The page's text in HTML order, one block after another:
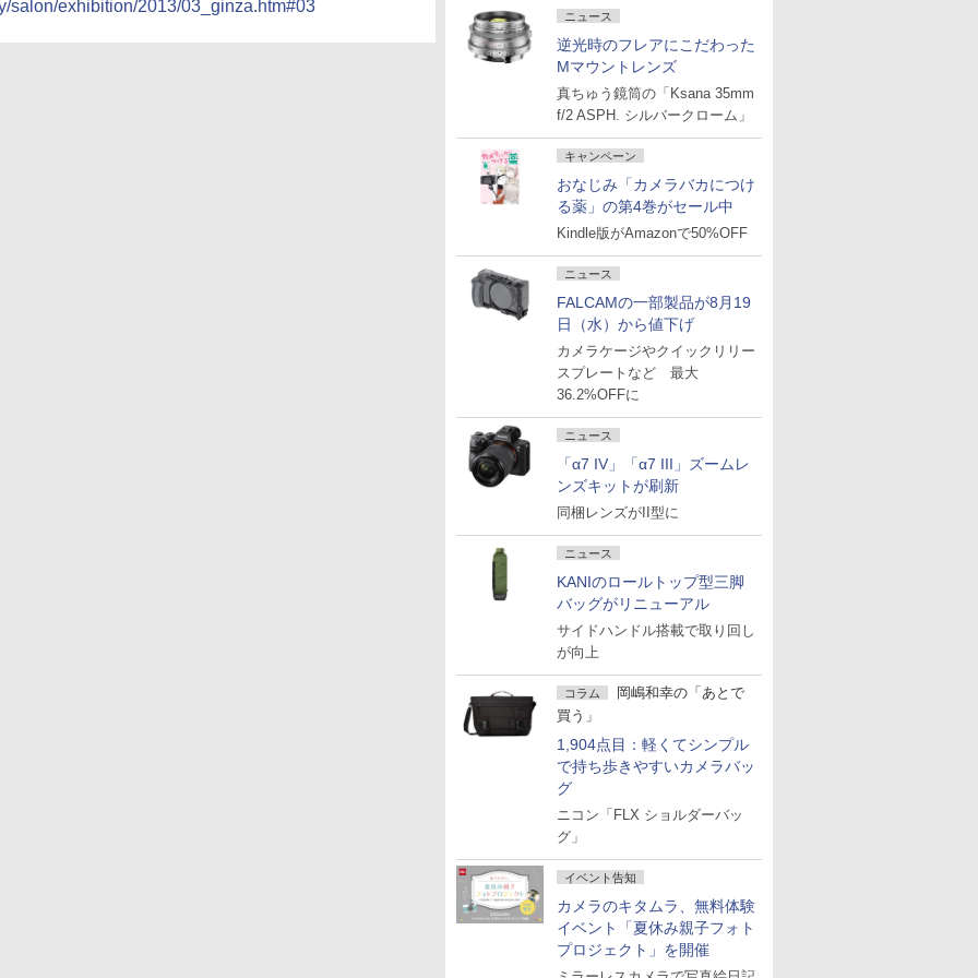
ニュース
逆光時のフレアにこだわった
Mマウントレンズ
真ちゅう鏡筒の「Ksana 35mm
f/2 ASPH. シルバークローム」
キャンペーン
おなじみ「カメラバカにつけ
る薬」の第4巻がセール中
Kindle版がAmazonで50%OFF
ニュース
FALCAMの一部製品が8月19
日（水）から値下げ
カメラケージやクイックリリー
スプレートなど 最大
36.2%OFFに
ニュース
「α7 IV」「α7 III」ズームレ
ンズキットが刷新
同梱レンズがII型に
ニュース
KANIのロールトップ型三脚
バッグがリニューアル
サイドハンドル搭載で取り回し
が向上
コラム
岡嶋和幸の「あとで
買う」
1,904点目：軽くてシンプル
で持ち歩きやすいカメラバッ
グ
ニコン「FLX ショルダーバッ
グ」
イベント告知
カメラのキタムラ、無料体験
イベント「夏休み親子フォト
プロジェクト」を開催
salon/exhibition/2013/03_ginza.htm#03